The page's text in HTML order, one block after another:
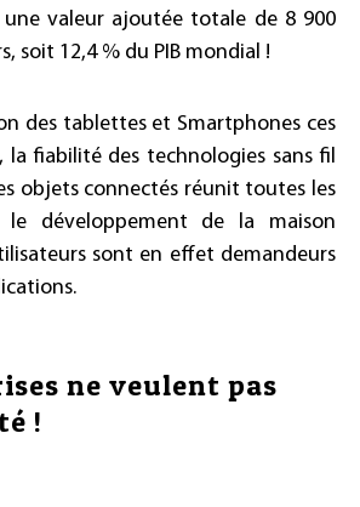
une valeur ajoutée totale de 8 900
soit 12,4 % du PIB mondial !
des tablettes et Smartphones ces
la fiabilité des technologies sans fil
objets connectés réunit toutes les
le développement de la maison
sont en effet demandeurs
ne veulent pas
!